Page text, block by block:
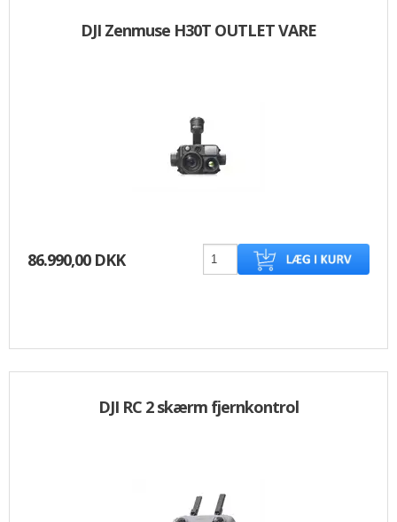
DJI Zenmuse H30T OUTLET VARE
86.990,00 DKK
DJI RC 2 skærm fjernkontrol